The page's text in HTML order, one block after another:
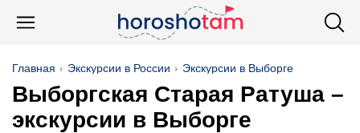
Главная Экскурсии в России Экскурсии в Выборге
Выборгская Старая Ратуша –
экскурсии в Выборге